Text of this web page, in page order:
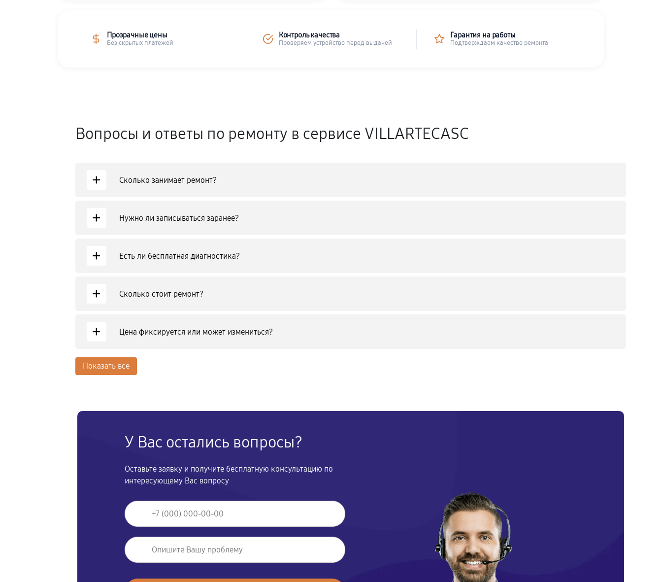
Прозрачные цены
Без скрытых платежей
Контроль качества
Проверяем устройство перед выдачей
Гарантия на работы
Подтверждаем качество ремонта
Вопросы и ответы по ремонту в сервисе VILLARTECASC
+ Сколько занимает ремонт?
+ Нужно ли записываться заранее?
+ Есть ли бесплатная диагностика?
+ Сколько стоит ремонт?
+ Цена фиксируется или может измениться?
Показать все
У Вас остались вопросы?
Оставьте заявку и получите бесплатную консультацию по
интересующему Вас вопросу